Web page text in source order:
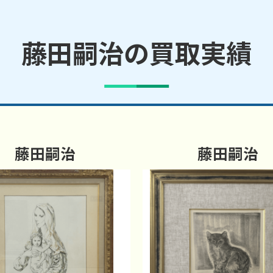
藤田嗣治の買取実績
藤田嗣治 藤田嗣治